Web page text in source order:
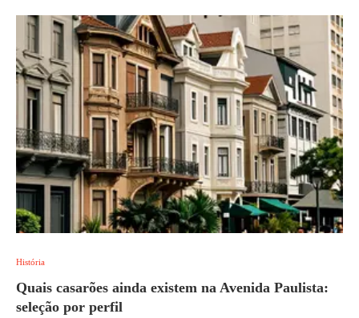
História
Quais casarões ainda existem na Avenida Paulista:
seleção por perfil